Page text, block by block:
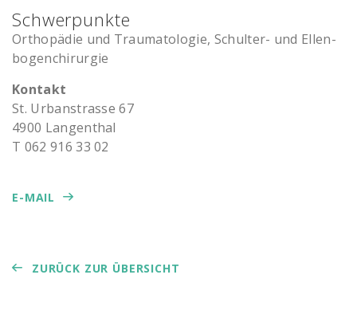
Schwerpunkte
Or­tho­pä­die und Trau­ma­to­lo­gie, Schul­ter- und El­len­
bo­gen­chir­ur­gie
Kontakt
St. Ur­ban­stras­se 67
4900 Lan­gen­thal
T 062 916 33 02
E-MAIL
ZURÜCK ZUR ÜBERSICHT